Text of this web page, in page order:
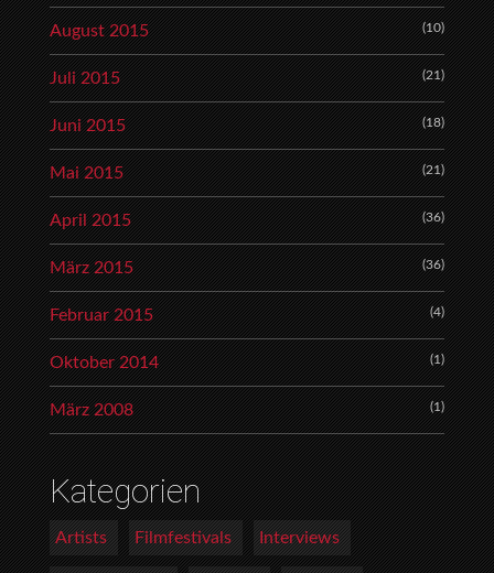
August 2015 (10)
Juli 2015 (21)
Juni 2015 (18)
Mai 2015 (21)
April 2015 (36)
März 2015 (36)
Februar 2015 (4)
Oktober 2014 (1)
März 2008 (1)
Kategorien
Artists Filmfestivals Interviews